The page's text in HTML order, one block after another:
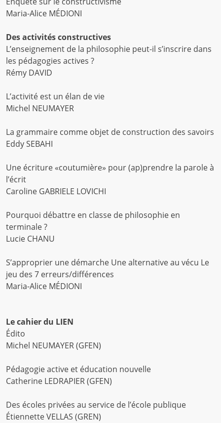
Maria-Alice MÉDIONI
Des activités constructives
L’enseignement de la philosophie peut-il s’inscrire dans
les pédagogies actives ?
Rémy DAVID
L’activité est un élan de vie
Michel NEUMAYER
La grammaire comme objet de construction des savoirs
Eddy SEBAHI
Une écriture «coutumière» pour (ap)prendre la parole à
l’écrit
Caroline GABRIELE LOVICHI
Pourquoi débattre en classe de philosophie en
terminale ?
Lucie CHANU
S’approprier une démarche Une alternative au vécu Le
jeu des 7 erreurs/différences
Maria-Alice MÉDIONI
Le cahier du LIEN
Édito
Michel NEUMAYER (GFEN)
Pédagogie active et éducation nouvelle
Catherine LEDRAPIER (GFEN)
Des écoles privées au service de l’école publique
Étiennette VELLAS (GREN)